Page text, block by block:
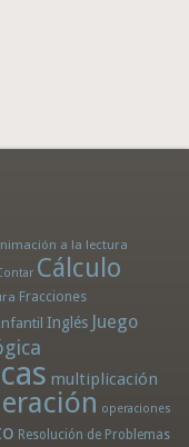
a la lectura
Cálculo
Fracciones
Inglés Juego
multiplicación
operaciones
Resolución de Problemas